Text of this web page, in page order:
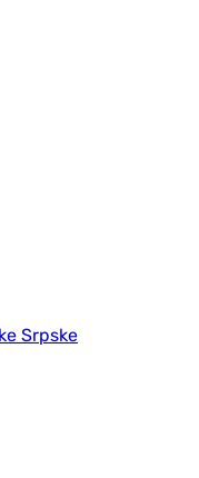
Srpske